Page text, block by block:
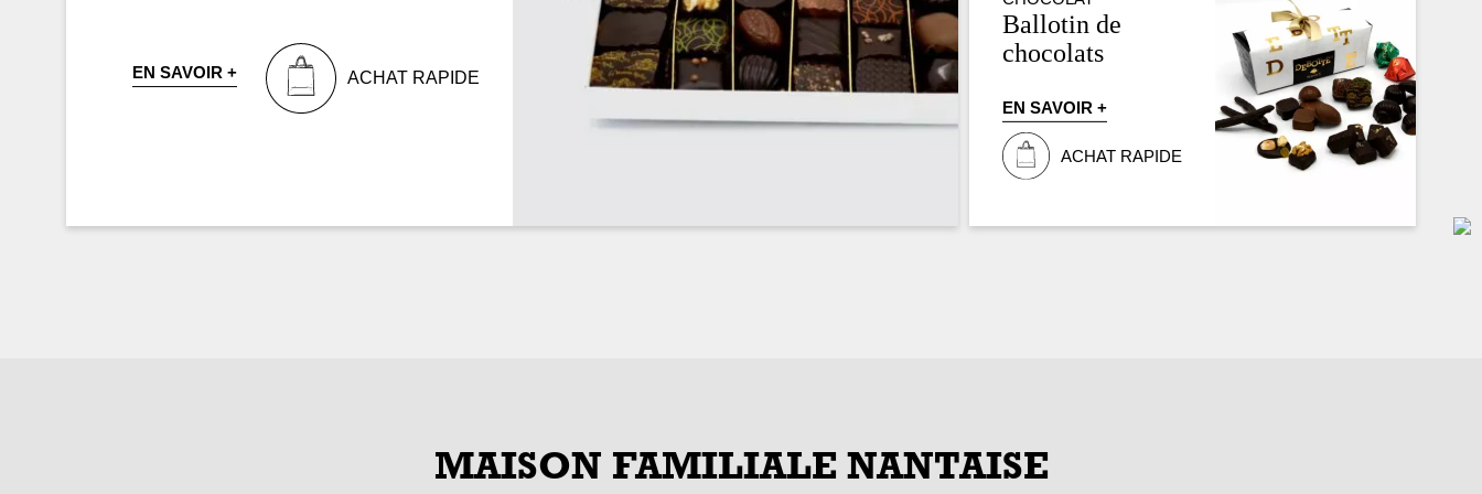
EN SAVOIR + ACHAT RAPIDE
Ballotin de
chocolats
EN SAVOIR +
ACHAT RAPIDE
MAISON FAMILIALE NANTAISE